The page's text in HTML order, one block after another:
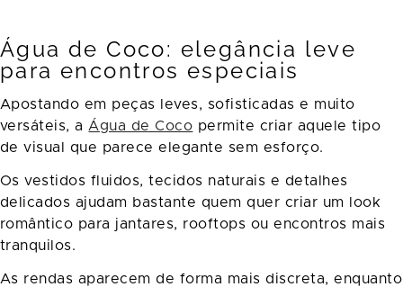
Água de Coco: elegância leve
para encontros especiais
Apostando em peças leves, sofisticadas e muito
versáteis, a Água de Coco permite criar aquele tipo
de visual que parece elegante sem esforço.
Os vestidos fluidos, tecidos naturais e detalhes
delicados ajudam bastante quem quer criar um look
romântico para jantares, rooftops ou encontros mais
tranquilos.
As rendas aparecem de forma mais discreta, enquanto